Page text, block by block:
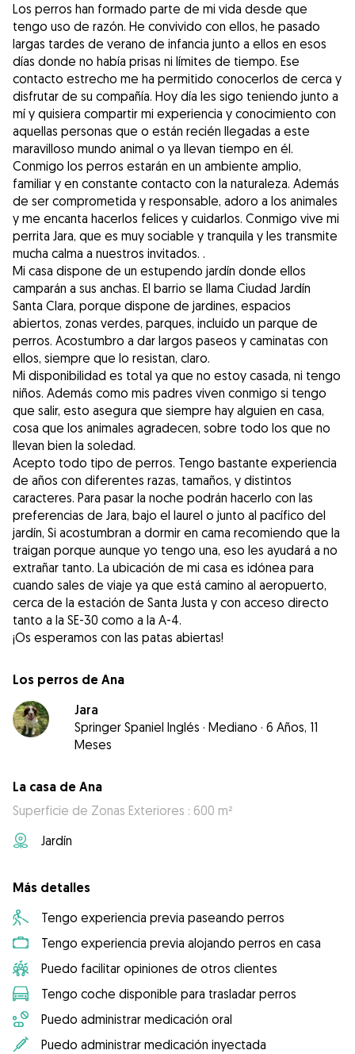
Los perros han formado parte de mi vida desde que
tengo uso de razón. He convivido con ellos, he pasado
largas tardes de verano de infancia junto a ellos en esos
días donde no había prisas ni límites de tiempo. Ese
contacto estrecho me ha permitido conocerlos de cerca y
disfrutar de su compañía. Hoy día les sigo teniendo junto a
mí y quisiera compartir mi experiencia y conocimiento con
aquellas personas que o están recién llegadas a este
maravilloso mundo animal o ya llevan tiempo en él.
Conmigo los perros estarán en un ambiente amplio,
familiar y en constante contacto con la naturaleza. Además
de ser comprometida y responsable, adoro a los animales
y me encanta hacerlos felices y cuidarlos. Conmigo vive mi
perrita Jara, que es muy sociable y tranquila y les transmite
mucha calma a nuestros invitados. .
Mi casa dispone de un estupendo jardín donde ellos
camparán a sus anchas. El barrio se llama Ciudad Jardín
Santa Clara, porque dispone de jardines, espacios
abiertos, zonas verdes, parques, incluido un parque de
perros. Acostumbro a dar largos paseos y caminatas con
ellos, siempre que lo resistan, claro.
Mi disponibilidad es total ya que no estoy casada, ni tengo
niños. Además como mis padres viven conmigo si tengo
que salir, esto asegura que siempre hay alguien en casa,
cosa que los animales agradecen, sobre todo los que no
llevan bien la soledad.
Acepto todo tipo de perros. Tengo bastante experiencia
de años con diferentes razas, tamaños, y distintos
caracteres. Para pasar la noche podrán hacerlo con las
preferencias de Jara, bajo el laurel o junto al pacífico del
jardín, Si acostumbran a dormir en cama recomiendo que la
traigan porque aunque yo tengo una, eso les ayudará a no
extrañar tanto. La ubicación de mi casa es idónea para
cuando sales de viaje ya que está camino al aeropuerto,
cerca de la estación de Santa Justa y con acceso directo
tanto a la SE-30 como a la A-4.
¡Os esperamos con las patas abiertas!
Los perros de Ana
Jara
Springer Spaniel Inglés · Mediano · 6 Años, 11
Meses
La casa de Ana
Superficie de Zonas Exteriores : 600 m²
Jardín
Más detalles
Tengo experiencia previa paseando perros
Tengo experiencia previa alojando perros en casa
Puedo facilitar opiniones de otros clientes
Tengo coche disponible para trasladar perros
Puedo administrar medicación oral
Puedo administrar medicación inyectada